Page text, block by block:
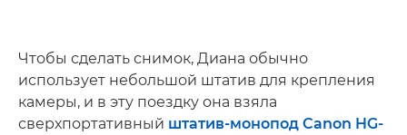
Чтобы сделать снимок, Диана обычно
использует небольшой штатив для крепления
камеры, и в эту поездку она взяла
сверхпортативный штатив-монопод Canon HG-